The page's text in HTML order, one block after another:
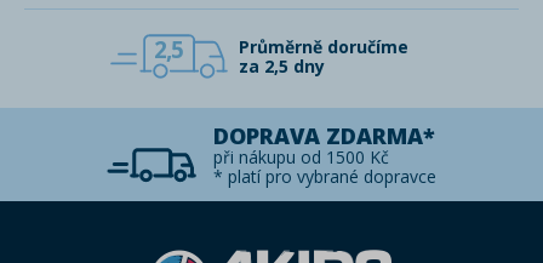
2,5
Průměrně doručíme
za 2,5 dny
DOPRAVA ZDARMA*
při nákupu od 1500 Kč
* platí pro vybrané dopravce